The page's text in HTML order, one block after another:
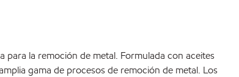
para la remoción de metal. Formulada con aceites
gama de procesos de remoción de metal. Los